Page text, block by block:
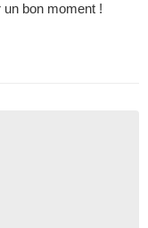
bon moment !